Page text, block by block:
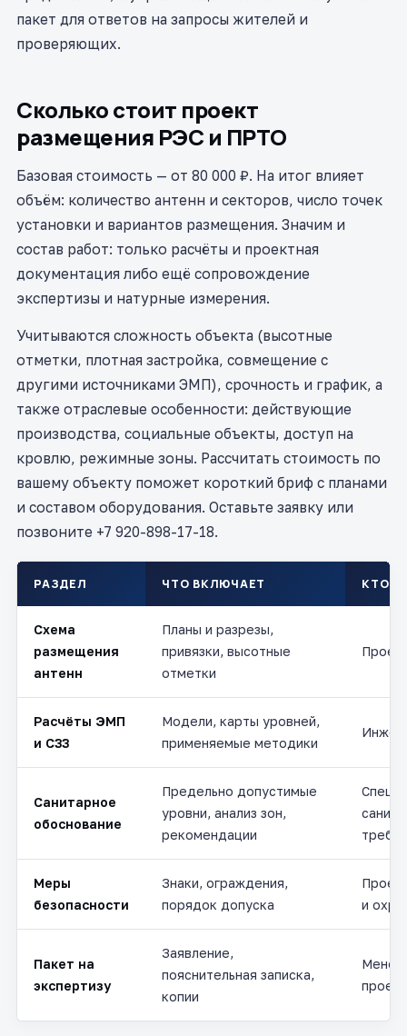
пакет для ответов на запросы жителей и
проверяющих.
Сколько стоит проект
размещения РЭС и ПРТО
Базовая стоимость — от 80 000 ₽. На итог влияет
объём: количество антенн и секторов, число точек
установки и вариантов размещения. Значим и
состав работ: только расчёты и проектная
документация либо ещё сопровождение
экспертизы и натурные измерения.
Учитываются сложность объекта (высотные
отметки, плотная застройка, совмещение с
другими источниками ЭМП), срочность и график, а
также отраслевые особенности: действующие
производства, социальные объекты, доступ на
кровлю, режимные зоны. Рассчитать стоимость по
вашему объекту поможет короткий бриф с планами
и составом оборудования. Оставьте заявку или
позвоните +7 920-898-17-18.
РАЗДЕЛ ЧТО ВКЛЮЧАЕТ КТО
Схема
размещения
антенн
Планы и разрезы,
привязки, высотные
отметки
Расчёты ЭМП
и СЗЗ
Модели, карты уровней,
применяемые методики
Санитарное
обоснование
Предельно допустимые
уровни, анализ зон,
рекомендации
Меры
безопасности
Знаки, ограждения,
порядок допуска
и
Пакет на
экспертизу
Заявление,
пояснительная записка,
копии